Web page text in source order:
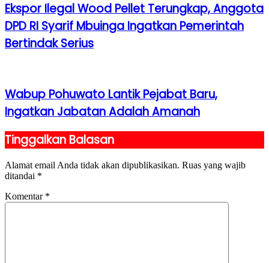
Ekspor Ilegal Wood Pellet Terungkap, Anggota
DPD RI Syarif Mbuinga Ingatkan Pemerintah
Bertindak Serius
Wabup Pohuwato Lantik Pejabat Baru,
Ingatkan Jabatan Adalah Amanah
Tinggalkan Balasan
Alamat email Anda tidak akan dipublikasikan. Ruas yang wajib
ditandai *
Komentar *